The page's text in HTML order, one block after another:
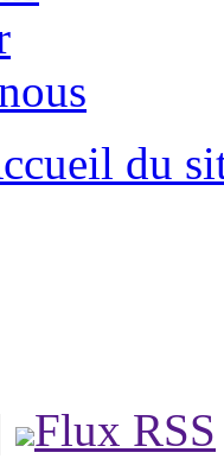
du
Flux RSS